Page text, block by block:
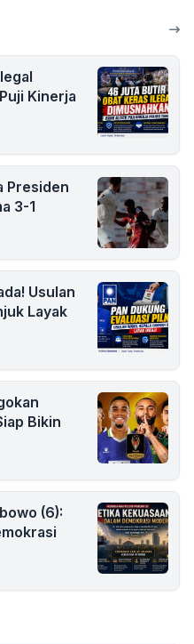
Kinerja
Presiden
3-1
Usulan
Layak
Bikin
(6):